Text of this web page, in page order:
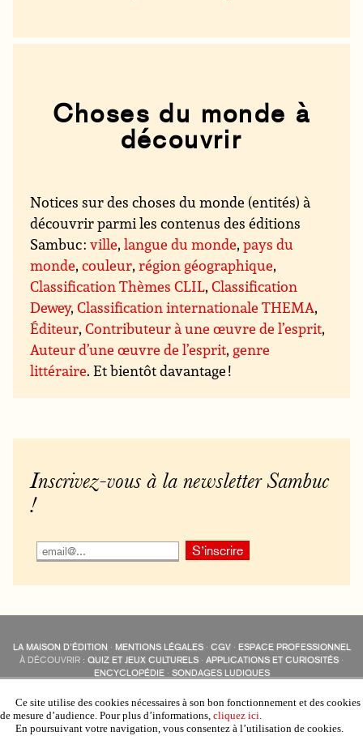
Choses du monde à
découvrir
Notices sur des choses du monde (entités) à
découvrir parmi les contenus des éditions
Sambuc :ville,langue du monde,pays du
monde,couleur,région géographique,
Classification Thèmes CLIL,Classification
Dewey,Classification internationale THEMA,
Éditeur,Contributeur à une œuvre de l’esprit,
Auteur d’une œuvre de l’esprit, genre
littéraire. Et bientôt davantage !
Inscrivez-vous à la newsletter Sambuc
!
LA MAISON D’ÉDITION · MENTIONS LÉGALES· CGV· ESPACE PROFESSIONNEL
À DÉCOUVRIR : QUIZ ET JEUX CULTURELS · APPLICATIONS ET CURIOSITÉS ·
ENCYCLOPÉDIE· SONDAGES LUDIQUES
COLLECTIONS :SAMBUC·ÉDISOLUM·REVUE LITTÉRAIREL’EAU-FORTE
AUTRES SITES :COLL. « LES ÉDISOLUM »
Ce site utilise des cookies nécessaires à son bon fonctionnement et des cookies
de mesure d’audience. Pour plus d’informations, cliquez ici.
En poursuivant votre navigation, vous consentez à l’utilisation de cookies.